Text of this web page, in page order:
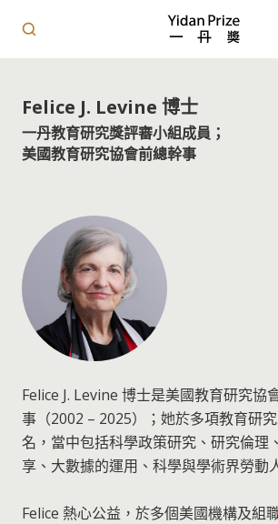
Felice J. Levine 博士
一丹教育研究獎評審小組成員；
美國教育研究協會前總幹事
Felice J. Levine 博士是美國教育研究協
事（2002 – 2025）；她於多項教育研
名，當中包括科學政策研究、研究倫理
享、大數據的運用、科學與學術界勞動
Felice 熱心公益，於多個美國機構及組